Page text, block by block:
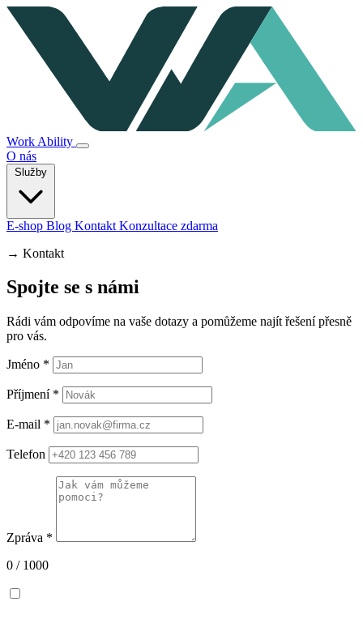
Work Ability
O nás
Služby
E-shop Blog Kontakt Konzultace zdarma
→ Kontakt
Spojte se s námi
Rádi vám odpovíme na vaše dotazy a pomůžeme najít řešení přesně
pro vás.
Jméno *
Příjmení *
E-mail *
Telefon
Zpráva *
0 / 1000